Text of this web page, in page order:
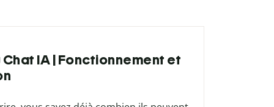
IA | Fonctionnement et